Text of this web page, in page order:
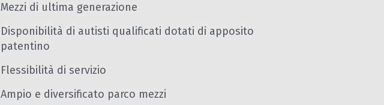
Mezzi di ultima generazione
Disponibilità di autisti qualificati dotati di apposito
patentino
Flessibilità di servizio
Ampio e diversificato parco mezzi